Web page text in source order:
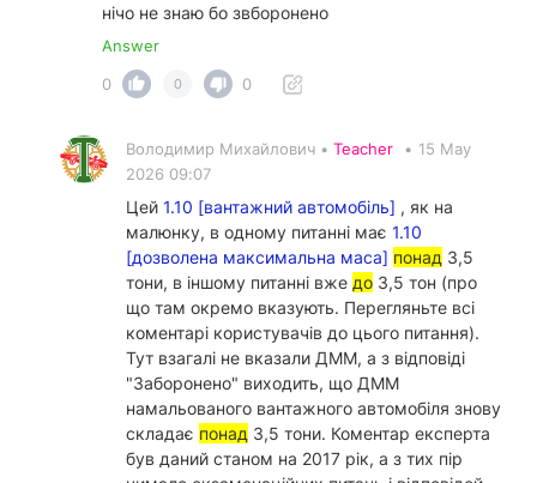
нічо не знаю бо звборонено
Answer
0
0 0
Володимир Михайлович • Teacher • 15 May
2026 09:07
Цей 1.10 [вантажний автомобіль] , як на
малюнку, в одному питанні має 1.10
[дозволена максимальна маса] понад 3,5
тони, в іншому питанні вже до 3,5 тон (про
що там окремо вказують. Перегляньте всі
коментарі користувачів до цього питання).
Тут взагалі не вказали ДММ, а з відповіді
"Заборонено" виходить, що ДММ
намальованого вантажного автомобіля знову
складає понад 3,5 тони. Коментар експерта
був даний станом на 2017 рік, а з тих пір